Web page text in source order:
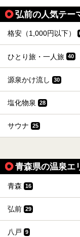
弘前の人気テー
格安（1,000円以下）
ひとり旅・一人旅 40
源泉かけ流し 30
塩化物泉 28
サウナ 25
青森県の温泉エ
青森 16
弘前 29
八戸 9